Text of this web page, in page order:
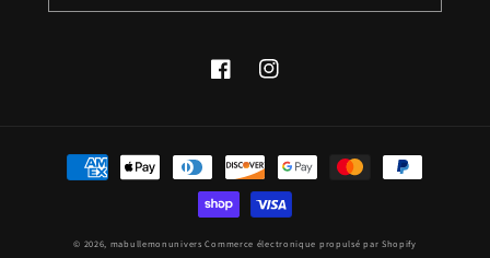
FacebookInstagram
Moyens
© 2026, mabullemonunivers Commerce électronique propulsé par Shopify